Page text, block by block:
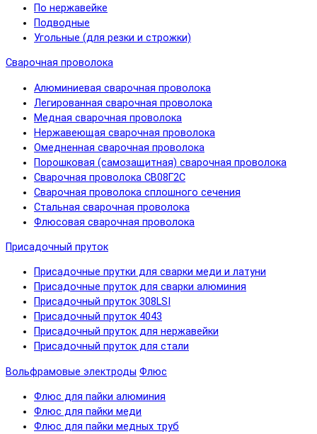
По нержавейке
Подводные
Угольные (для резки и строжки)
Сварочная проволока
Алюминиевая сварочная проволока
Легированная сварочная проволока
Медная сварочная проволока
Нержавеющая сварочная проволока
Омедненная сварочная проволока
Порошковая (самозащитная) сварочная проволока
Сварочная проволока СВ08Г2С
Сварочная проволока сплошного сечения
Стальная сварочная проволока
Флюсовая сварочная проволока
Присадочный пруток
Присадочные прутки для сварки меди и латуни
Присадочные пруток для сварки алюминия
Присадочный пруток 308LSI
Присадочный пруток 4043
Присадочный пруток для нержавейки
Присадочный пруток для стали
Вольфрамовые электроды Флюс
Флюс для пайки алюминия
Флюс для пайки меди
Флюс для пайки медных труб